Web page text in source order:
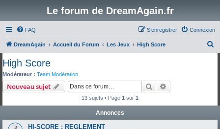
Le forum de DreamAgain.fr
FAQ Connexion
S’enregistrer
DreamAgain Accueil du Forum Les Jeux High Score
High Score
Modérateur : Team Modération
Nouveau sujet Rechercher
13 sujets • Page 1 sur 1
Annonces
HI-SCORE : REGLEMENT